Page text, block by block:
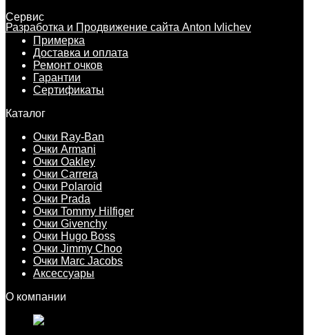
Разработка и Продвижение сайта Anton Ivlichev
Сервис
Примерка
Доставка и оплата
Ремонт очков
Гарантии
Сертификаты
Каталог
Очки Ray-Ban
Очки Armani
Очки Oakley
Очки Carrera
Очки Polaroid
Очки Prada
Очки Tommy Hilfiger
Очки Givenchy
Очки Hugo Boss
Очки Jimmy Choo
Очки Marc Jacobs
Аксессуары
О компании